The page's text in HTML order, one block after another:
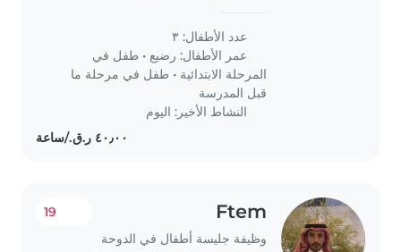
نحتاج ناني بالساعة للمساعدة في رعاية
الأطفال، خصوصًا الصغيرة، واللعب معهم
ومتابعتهم..
عدد الأطفال: ٣
عمر الأطفال: رضيع • طفل في
المرحلة الابتدائية • طفل في مرحلة ما
قبل المدرسة
النشاط الأخير: اليوم
Ftem
وظيفة جليسة أطفال في الدوحة
19